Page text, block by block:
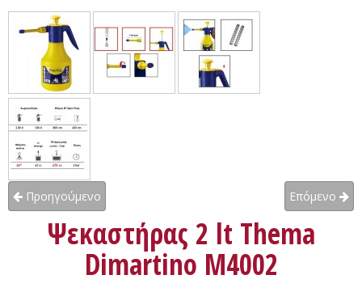
Προηγούμενο Επόμενο
Ψεκαστήρας 2 lt Thema
Dimartino M4002